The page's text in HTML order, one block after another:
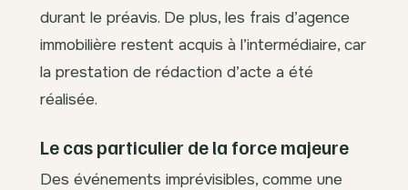
durant le préavis. De plus, les frais d’agence
immobilière restent acquis à l’intermédiaire, car
la prestation de rédaction d’acte a été
réalisée.
Le cas particulier de la force majeure
Des événements imprévisibles, comme une